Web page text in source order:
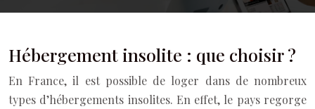
Hébergement insolite : que choisir ?
En France, il est possible de loger dans de nombreux
types d’hébergements insolites. En effet, le pays regorge